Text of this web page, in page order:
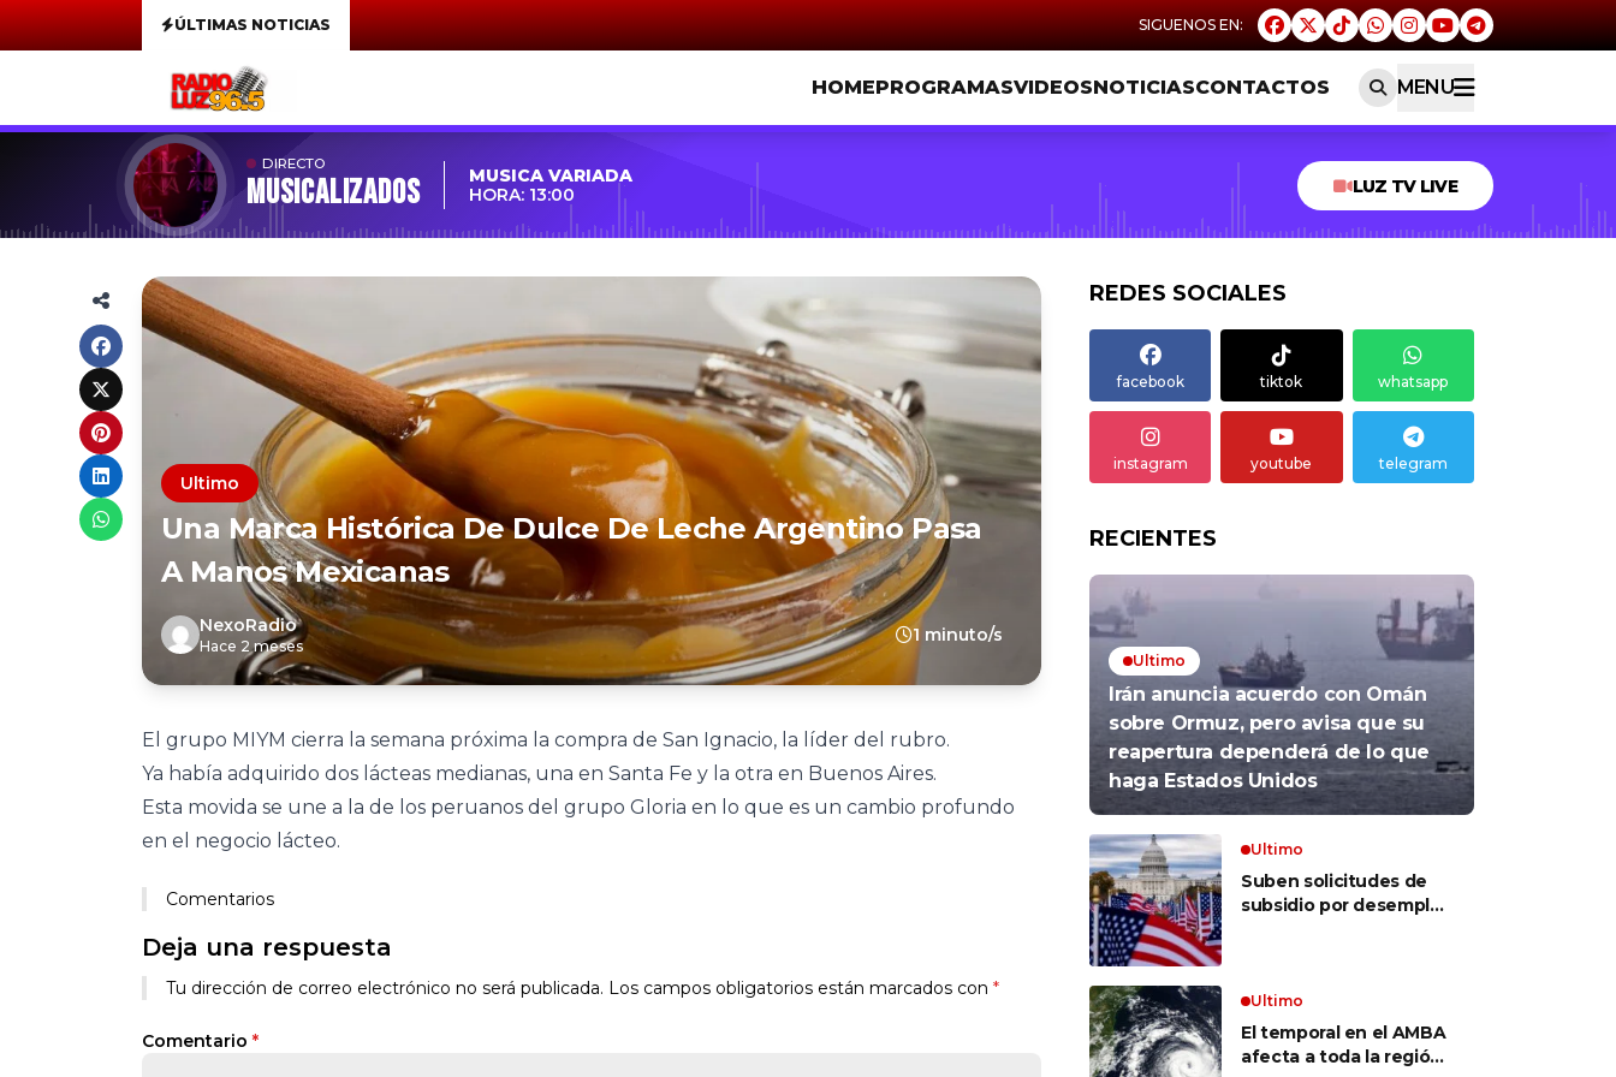
ÚLTIMAS NOTICIAS
HOMEPROGRAMASVIDEOSNOTICIASCONTACTOS MENU
DIRECTO
MUSICALIZADOS
MUSICA VARIADA
HORA: 13:00
LUZ TV LIVE
Ultimo
Una Marca Histórica De Dulce De Leche Argentino Pasa
A Manos Mexicanas
NexoRadio
Hace 2 meses
1 minuto/s
El grupo MIYM cierra la semana próxima la compra de San Ignacio, la líder del rubro.
Ya había adquirido dos lácteas medianas, una en Santa Fe y la otra en Buenos Aires.
Esta movida se une a la de los peruanos del grupo Gloria en lo que es un cambio profundo
en el negocio lácteo.
Comentarios
Deja una respuesta
Tu dirección de correo electrónico no será publicada. Los campos obligatorios están marcados con *
Comentario *
REDES SOCIALES
facebook tiktok whatsapp
instagram youtube telegram
RECIENTES
Ultimo
Irán anuncia acuerdo con Omán
sobre Ormuz, pero avisa que su
reapertura dependerá de lo que
haga Estados Unidos
Ultimo
Suben solicitudes de
subsidio por desempleo
Ultimo
El temporal en el AMBA
afecta a toda la región: